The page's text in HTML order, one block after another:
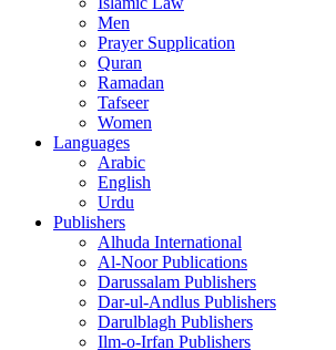
Men
Prayer Supplication
Quran
Ramadan
Tafseer
Women
Languages
Arabic
English
Urdu
Publishers
Alhuda International
Al-Noor Publications
Darussalam Publishers
Dar-ul-Andlus Publishers
Darulblagh Publishers
Ilm-o-Irfan Publishers